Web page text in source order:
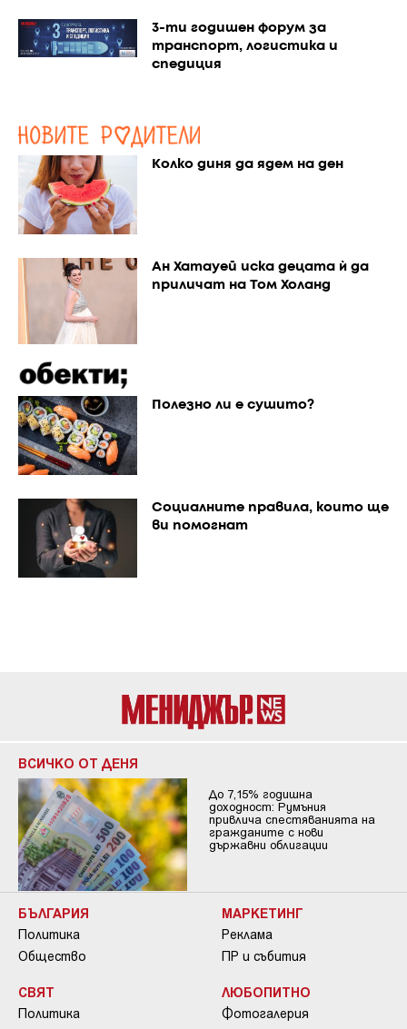
3-ти годишен форум за
транспорт, логистика и
спедиция
Колко диня да ядем на ден
Ан Хатауей иска децата ѝ да
приличат на Том Холанд
Полезно ли е сушито?
Социалните правила, които ще
ви помогнат
ВСИЧКО ОТ ДЕНЯ
До 7,15% годишна
доходност: Румъния
привлича спестяванията на
гражданите с нови
държавни облигации
БЪЛГАРИЯ
Политика
Общество
СВЯТ
Политика
МАРКЕТИНГ
Реклама
ПР и събития
ЛЮБОПИТНО
Фотогалерия